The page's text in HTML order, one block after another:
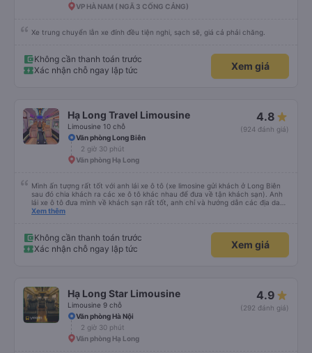
VP HÀ NAM ( NGÃ 3 CỐNG CẢNG)
Xe trung chuyển lẫn xe đính đều tiện nghi, sạch sẽ, giá cả phải chăng.
Không cần thanh toán trước
Xác nhận chỗ ngay lập tức
Xem giá
Hạ Long Travel Limousine
Limousine 10 chỗ
4.8
(924 đánh giá)
Văn phòng Long Biên
2 giờ 30 phút
Văn phòng Hạ Long
Mình ấn tượng rất tốt với anh lái xe ô tô (xe limosine gửi khách ở Long Biên
sau đó chia khách ra các xe ô tô khác nhau để đưa về tận khách sạn). Anh
lái xe ô tô đưa mình về khách sạn rất tốt, anh chỉ và hướng dẫn các địa danh
các món ăn nổi tiếng ở Hà Nội, mình để ý khi anh trả khách thì anh luôn
những quan điểm sống rất ấn tượng. Mình không xin tên của anh chỉ biết anh
ở Ninh Bình thôi. Rất mong lần sau được anh lái xe tiếp và anh có nhiều
chuyến xe hơn để nhiều người biết đến anh hơn.
Xem thêm
Không cần thanh toán trước
Xác nhận chỗ ngay lập tức
Xem giá
Hạ Long Star Limousine
Limousine 9 chỗ
4.9
(292 đánh giá)
Văn phòng Hà Nội
2 giờ 30 phút
Văn phòng Hạ Long